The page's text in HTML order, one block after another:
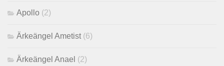
Apollo (2)
Ärkeängel Ametist (6)
Ärkeängel Anael (2)